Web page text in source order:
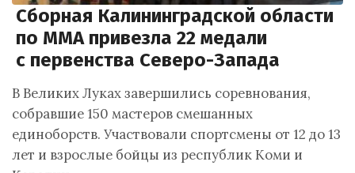
Сборная Калининградской области
по ММА привезла 22 медали
с первенства Северо-Запада
В Великих Луках завершились соревнования,
собравшие 150 мастеров смешанных
единоборств. Участвовали спортсмены от 12 до 13
лет и взрослые бойцы из республик Коми и